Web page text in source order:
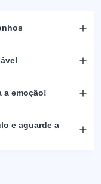
a emoção!
e aguarde a